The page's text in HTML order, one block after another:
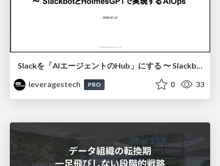
Slackを「AIエージェントのHub」にする 〜 SlackbotとHolmesGPTで実現するAIOps
leveragestech
PRO 0 33